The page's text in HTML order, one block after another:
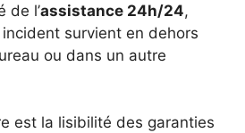
de l’assistance 24h/24,
incident survient en dehors
ou dans un autre
est la lisibilité des garanties